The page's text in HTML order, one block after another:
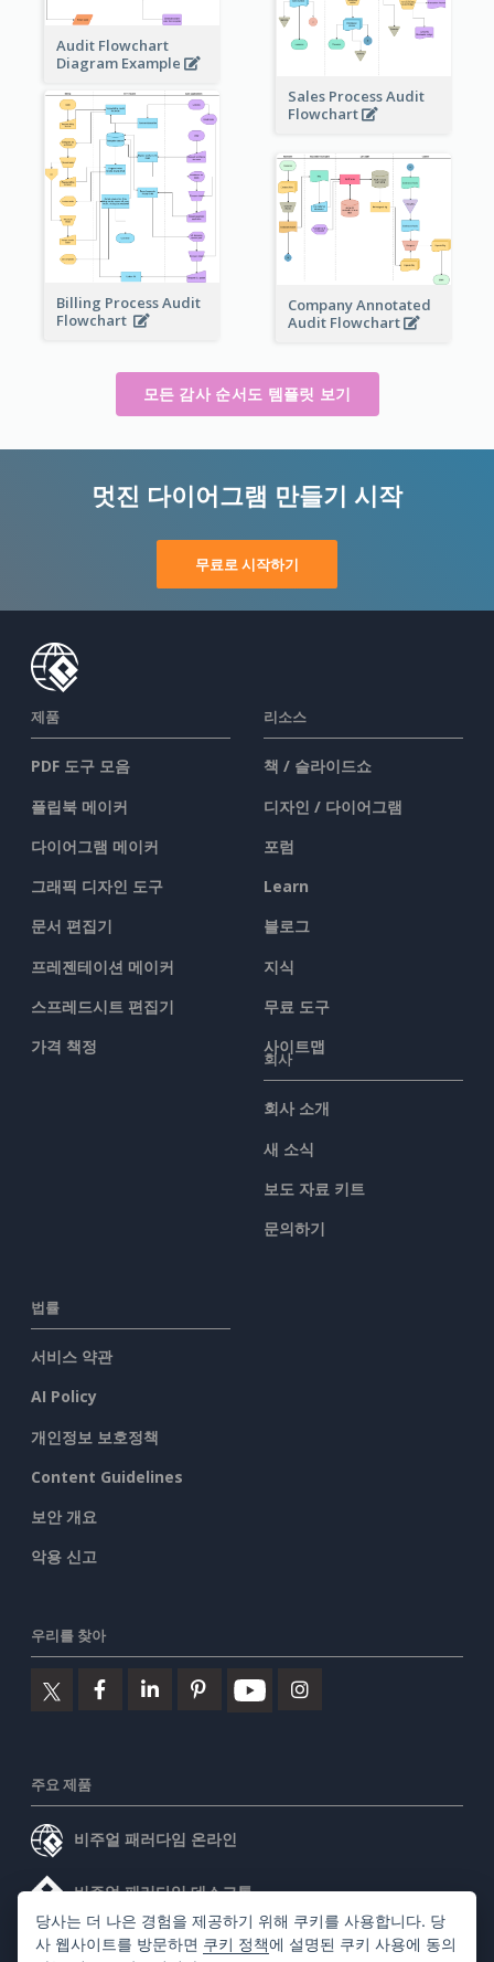
Audit Flowchart
Diagram Example
Sales Process Audit
Flowchart
Billing Process Audit
Flowchart
Company Annotated
Audit Flowchart
모든 감사 순서도 템플릿 보기
멋진 다이어그램 만들기 시작
무료로 시작하기
제품
PDF 도구 모음
플립북 메이커
다이어그램 메이커
그래픽 디자인 도구
문서 편집기
프레젠테이션 메이커
스프레드시트 편집기
가격 책정
리소스
책 / 슬라이드쇼
디자인 / 다이어그램
포럼
Learn
블로그
지식
무료 도구
사이트맵
회사
회사 소개
새 소식
보도 자료 키트
문의하기
법률
서비스 약관
AI Policy
개인정보 보호정책
Content Guidelines
보안 개요
악용 신고
우리를 찾아
주요 제품
비주얼 패러다임 온라인
비주얼 패러다임 데스크톱
당사는 더 나은 경험을 제공하기 위해 쿠키를 사용합니다. 당
사 웹사이트를 방문하면 쿠키 정책에 설명된 쿠키 사용에 동의